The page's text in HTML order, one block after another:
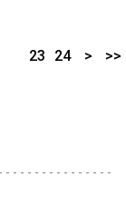
23 24 > >>